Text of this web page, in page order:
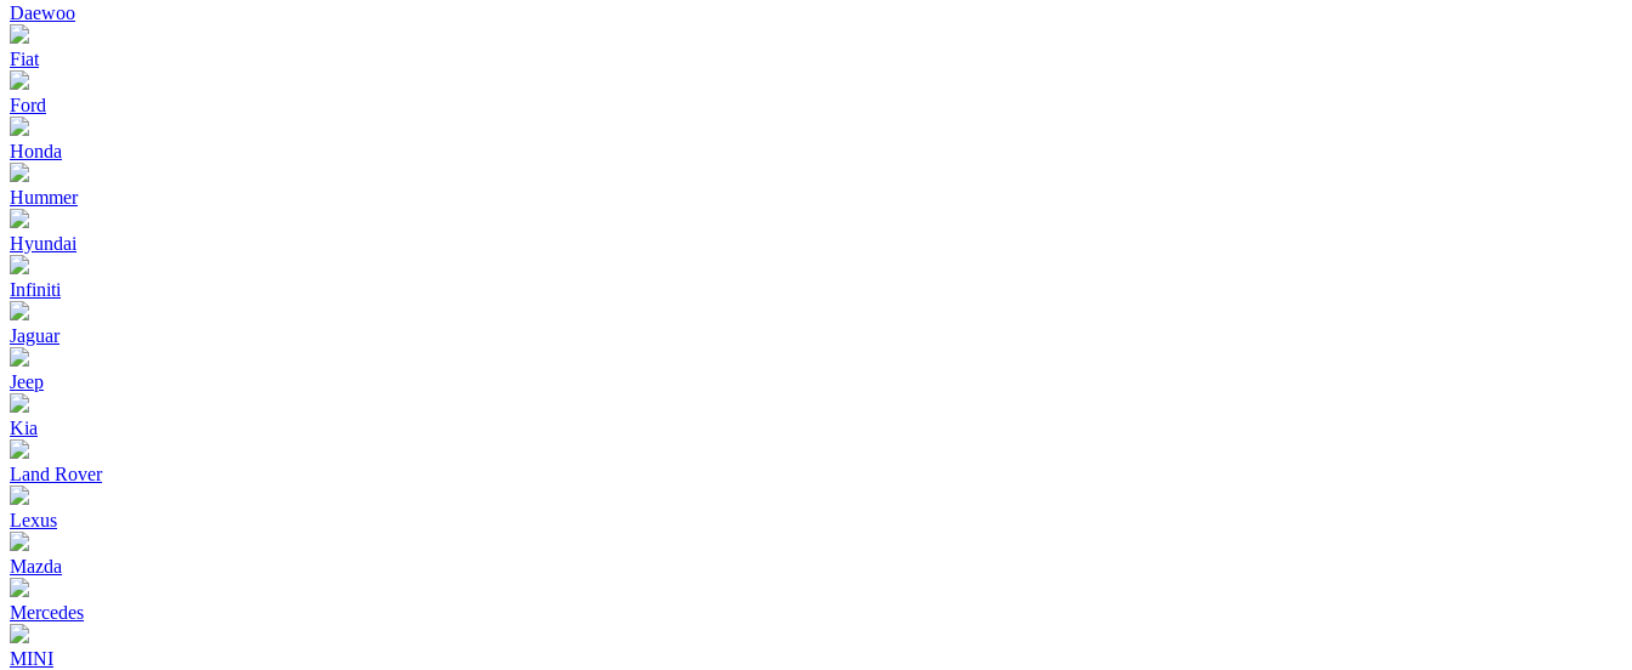
Daewoo
Fiat
Ford
Honda
Hummer
Hyundai
Infiniti
Jaguar
Jeep
Kia
Land Rover
Lexus
Mazda
Mercedes
MINI